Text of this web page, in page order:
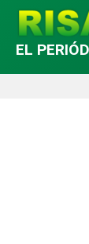
EL